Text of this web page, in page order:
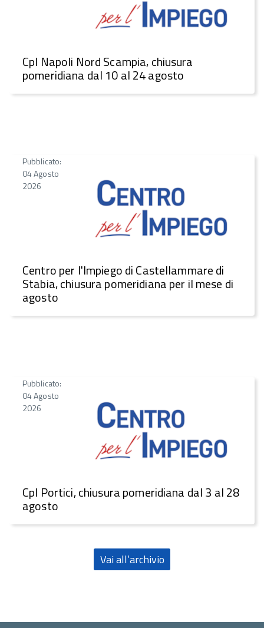
CpI Napoli Nord Scampia, chiusura
pomeridiana dal 10 al 24 agosto
Pubblicato:
04 Agosto
2026
Centro per l'Impiego di Castellammare di
Stabia, chiusura pomeridiana per il mese di
agosto
Pubblicato:
04 Agosto
2026
CpI Portici, chiusura pomeridiana dal 3 al 28
agosto
Vai all’archivio